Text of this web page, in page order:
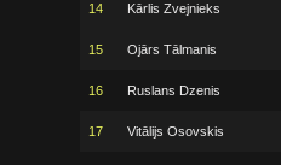
14 Kārlis Zvejnieks
15 Ojārs Tālmanis
16 Ruslans Dzenis
17 Vitālijs Osovskis